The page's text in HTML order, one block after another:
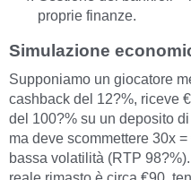
proprie finanze.
Simulazione
Supponiamo un giocatore
cashback del 12?%, riceve
del 100?% su un deposito
ma deve scommettere 30x
bassa volatilità (RTP